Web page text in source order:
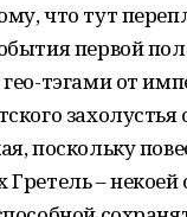
что тут
первой
тэгами от
захолустья
поскольку
Гретель –